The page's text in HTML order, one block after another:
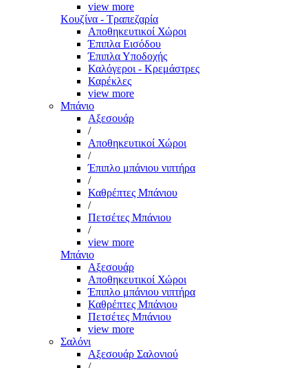
view more
Κουζίνα - Τραπεζαρία
Αποθηκευτικοί Χώροι
Έπιπλα Εισόδου
Έπιπλα Υποδοχής
Καλόγεροι - Κρεμάστρες
Καρέκλες
view more
Μπάνιο
Αξεσουάρ
/
Αποθηκευτικοί Χώροι
/
Έπιπλο μπάνιου νιπτήρα
/
Καθρέπτες Μπάνιου
/
Πετσέτες Μπάνιου
/
view more
Μπάνιο
Αξεσουάρ
Αποθηκευτικοί Χώροι
Έπιπλο μπάνιου νιπτήρα
Καθρέπτες Μπάνιου
Πετσέτες Μπάνιου
view more
Σαλόνι
Αξεσουάρ Σαλονιού